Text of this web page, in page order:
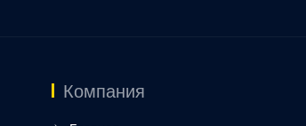
Компания